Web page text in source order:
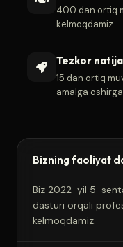
400 dan ortiq
kelmoqdamiz
Tezkor natija
15 dan ortiq
amalga
Bizning faoliyat
Biz 2022-yil 5-
dasturi orqali
kelmoqdamiz.